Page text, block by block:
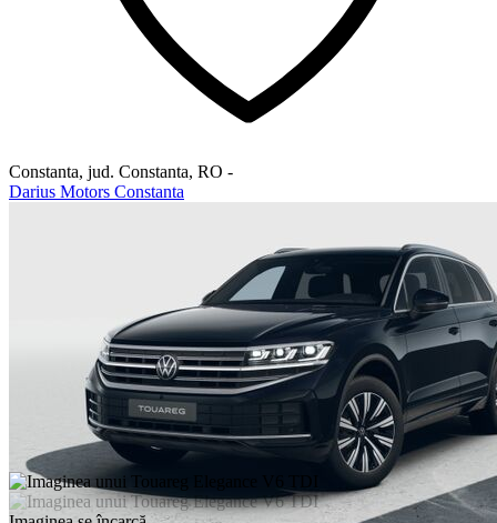
Constanta, jud. Constanta, RO -
Darius Motors Constanta